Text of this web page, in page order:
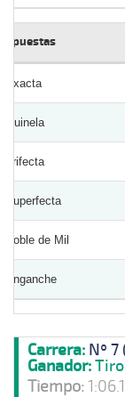
Apuestas
Exacta
Quinela
Trifecta
Superfecta
Doble de Mil
Enganche
Carrera: Nº 7
Ganador:
Tiempo: